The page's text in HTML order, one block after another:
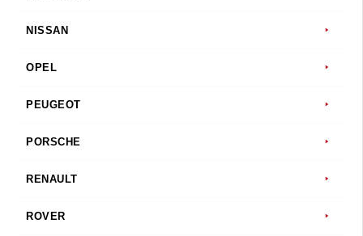
NISSAN
OPEL
PEUGEOT
PORSCHE
RENAULT
ROVER